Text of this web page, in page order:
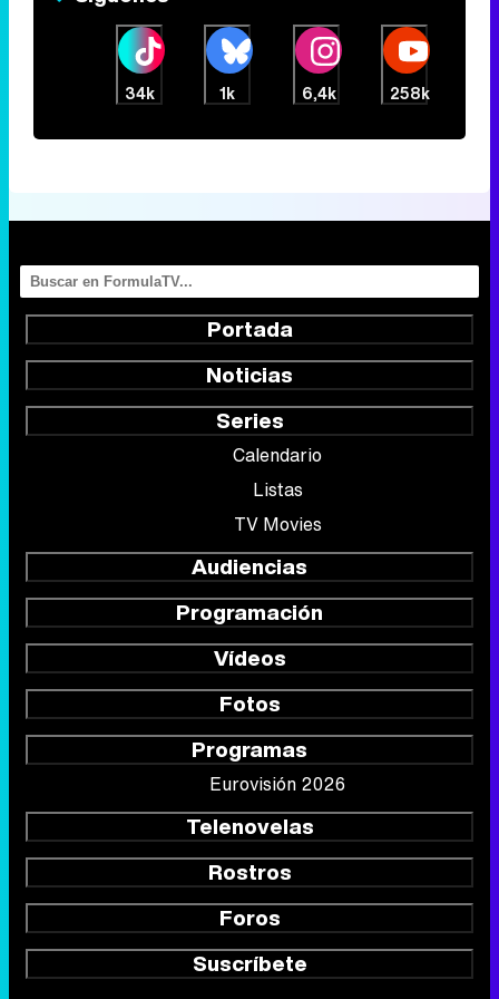
34k 1k 6,4k 258k
Portada
Noticias
Series
Calendario
Listas
TV Movies
Audiencias
Programación
Vídeos
Fotos
Programas
Eurovisión 2026
Telenovelas
Rostros
Foros
Suscríbete